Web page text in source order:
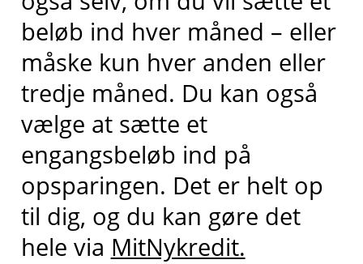
beløb ind hver måned – eller
måske kun hver anden eller
tredje måned. Du kan også
vælge at sætte et
engangsbeløb ind på
opsparingen. Det er helt op
til dig, og du kan gøre det
hele via MitNykredit.